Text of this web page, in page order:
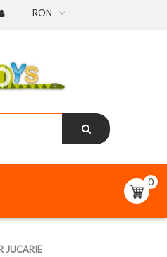
RON
0
JUCARIE